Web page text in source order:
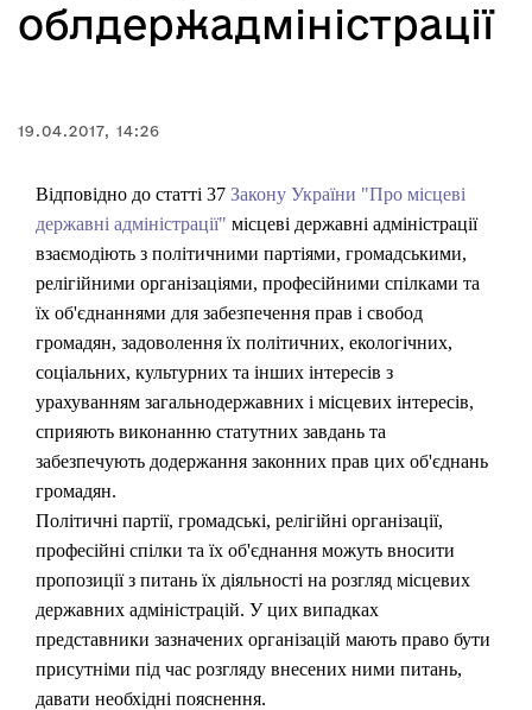
облдержадміністрації
19.04.2017, 14:26
Відповідно до статті 37 Закону України "Про місцеві
державні адміністрації" місцеві державні адміністрації
взаємодіють з політичними партіями, громадськими,
релігійними організаціями, професійними спілками та
їх об'єднаннями для забезпечення прав і свобод
громадян, задоволення їх політичних, екологічних,
соціальних, культурних та інших інтересів з
урахуванням загальнодержавних і місцевих інтересів,
сприяють виконанню статутних завдань та
забезпечують додержання законних прав цих об'єднань
громадян.
Політичні партії, громадські, релігійні організації,
професійні спілки та їх об'єднання можуть вносити
пропозиції з питань їх діяльності на розгляд місцевих
державних адміністрацій. У цих випадках
представники зазначених організацій мають право бути
присутніми під час розгляду внесених ними питань,
давати необхідні пояснення.